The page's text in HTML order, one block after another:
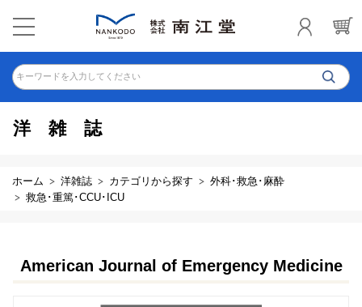
キーワードを入力してください
洋雑誌
ホーム 洋雑誌 カテゴリから探す
外科･救急･麻酔
救急･重篤･CCU･ICU
American Journal of Emergency Medicine